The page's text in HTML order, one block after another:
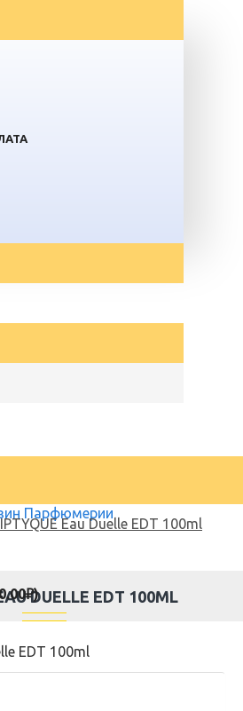
Eau Duelle EDT 100ml
DUELLE EDT 100ML